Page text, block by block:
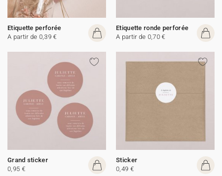
Etiquette perforée
A partir de 0,39 €
Etiquette ronde perforée
A partir de 0,70 €
Grand sticker
0,95 €
Sticker
0,49 €